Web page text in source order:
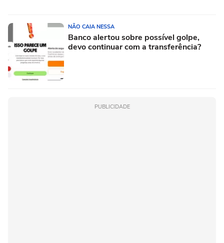
NÃO CAIA NESSA
Banco alertou sobre possível golpe,
devo continuar com a transferência?
PUBLICIDADE